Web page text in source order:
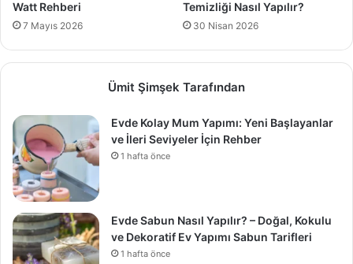
Watt Rehberi
7 Mayıs 2026
Temizliği Nasıl Yapılır?
30 Nisan 2026
Ümit Şimşek Tarafından
Evde Kolay Mum Yapımı: Yeni Başlayanlar
ve İleri Seviyeler İçin Rehber
1 hafta önce
Evde Sabun Nasıl Yapılır? – Doğal, Kokulu
ve Dekoratif Ev Yapımı Sabun Tarifleri
1 hafta önce